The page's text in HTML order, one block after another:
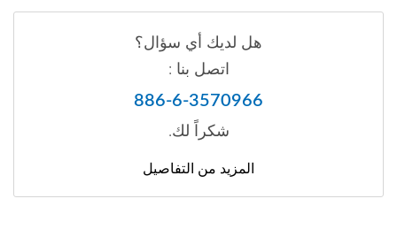
هل لديك أي سؤال؟
اتصل بنا :
886-6-3570966
شكراً لك.
المزيد من التفاصيل